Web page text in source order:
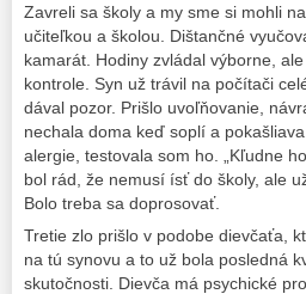
Zavreli sa školy a my sme si mohli
učiteľkou a školou. Dištančné
kamarát. Hodiny zvládal výborne,
kontrole. Syn už trávil na počítači
dával pozor. Prišlo uvoľňovanie,
nechala doma keď soplí a
alergie, testovala som ho. „Kľudne
bol rád, že nemusí ísť do školy, ale
Bolo treba sa doprosovať.
Tretie zlo prišlo v podobe dievčaťa,
na tú synovu a to už bola posledná
skutočnosti. Dievča má psychické